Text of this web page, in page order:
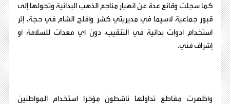
كما سجلت وقائع عدة عن انهيار مناجم الذهب البدائية وتحولها إلى
قبور جماعية لاسيما في مديريتي كشر وأفلح الشام في حجة، إثر
استخدام أدوات بدائية في التنقيب، دون أي معدات للسلامة أو
إشراف فني.
وأظهرت مقاطع تداولها ناشطون مؤخرا استخدام المواطنين